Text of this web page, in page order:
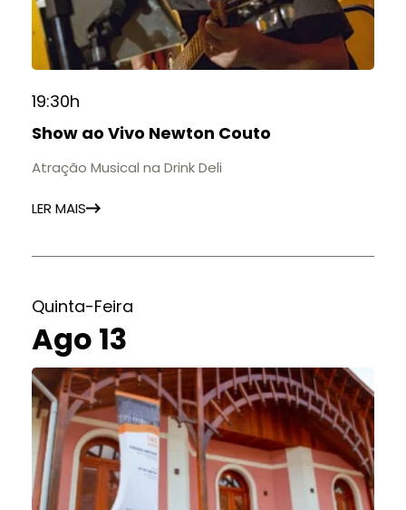
19:30h
Show ao Vivo Newton Couto
Atração Musical na Drink Deli
LER MAIS
Quinta-Feira
Ago 13